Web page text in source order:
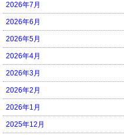
2026年7月
2026年6月
2026年5月
2026年4月
2026年3月
2026年2月
2026年1月
2025年12月